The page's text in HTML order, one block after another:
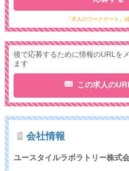
『求人のワークゲート』
後で応募するために情報のURLを
ます
この求人の
会社情報
ユースタイルラボラトリー株式